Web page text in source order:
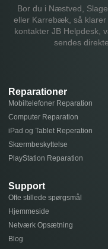
Bor du i Næstved,
eller Karrebæk, så
kontakter JB Helpdesk,
sendes
Reparationer
Mobiltelefoner Reparation
Computer Reparation
iPad og Tablet Reperation
Skærmbeskyttelse
PlayStation Reparation
Support
Ofte stillede spørgsmål
Hjemmeside
Netværk Opsætning
Blog